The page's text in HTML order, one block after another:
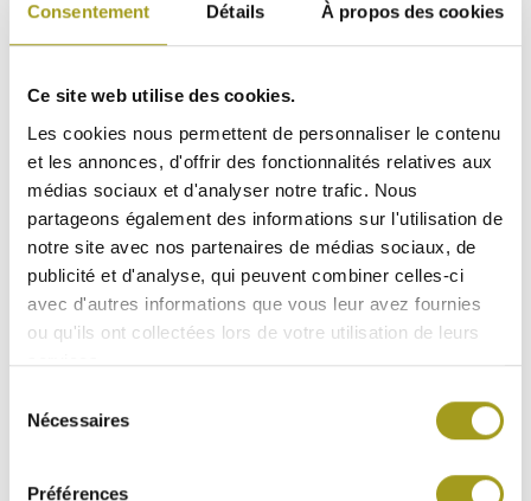
Consentement Détails À propos des cookies
Ce site web utilise des cookies.
Les cookies nous permettent de personnaliser le contenu
et les annonces, d'offrir des fonctionnalités relatives aux
médias sociaux et d'analyser notre trafic. Nous
partageons également des informations sur l'utilisation de
notre site avec nos partenaires de médias sociaux, de
publicité et d'analyse, qui peuvent combiner celles-ci
avec d'autres informations que vous leur avez fournies
ou qu'ils ont collectées lors de votre utilisation de leurs
services.
Nécessaires
Préférences
NEUF ET CERTIFIÉ